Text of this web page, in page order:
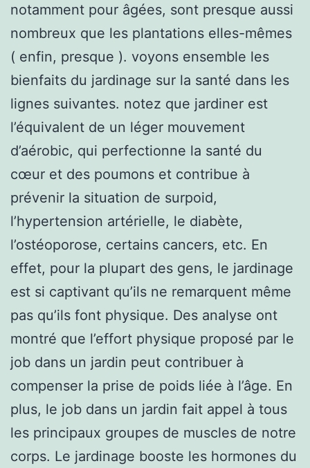
notamment pour âgées, sont presque aussi
nombreux que les plantations elles-mêmes
( enfin, presque ). voyons ensemble les
bienfaits du jardinage sur la santé dans les
lignes suivantes. notez que jardiner est
l’équivalent de un léger mouvement
d’aérobic, qui perfectionne la santé du
cœur et des poumons et contribue à
prévenir la situation de surpoid,
l’hypertension artérielle, le diabète,
l’ostéoporose, certains cancers, etc. En
effet, pour la plupart des gens, le jardinage
est si captivant qu’ils ne remarquent même
pas qu’ils font physique. Des analyse ont
montré que l’effort physique proposé par le
job dans un jardin peut contribuer à
compenser la prise de poids liée à l’âge. En
plus, le job dans un jardin fait appel à tous
les principaux groupes de muscles de notre
corps. Le jardinage booste les hormones du